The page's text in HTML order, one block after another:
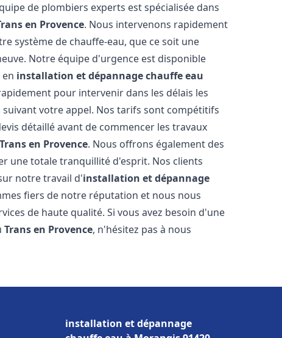
de plombiers experts est spécialisée dans
en Provence. Nous intervenons rapidement
système de chauffe-eau, que ce soit une
Notre équipe d'urgence est disponible
installation et dépannage chauffe eau
pour intervenir dans les délais les
votre appel. Nos tarifs sont compétitifs
détaillé avant de commencer les travaux
Trans en Provence. Nous offrons également des
une totale tranquillité d'esprit. Nos clients
notre travail d'installation et dépannage
fiers de notre réputation et nous nous
de haute qualité. Si vous avez besoin d'une
Trans en Provence, n'hésitez pas à nous
installation et dépannage